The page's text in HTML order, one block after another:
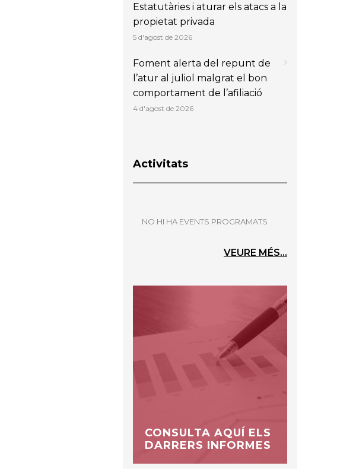
Estatutàries i aturar els atacs a la
propietat privada
5 d'agost de 2026
Foment alerta del repunt de
l’atur al juliol malgrat el bon
comportament de l’afiliació
4 d'agost de 2026
Activitats
NO HI HA EVENTS PROGRAMATS
VEURE MÉS...
CONSULTA AQUÍ ELS
DARRERS INFORMES